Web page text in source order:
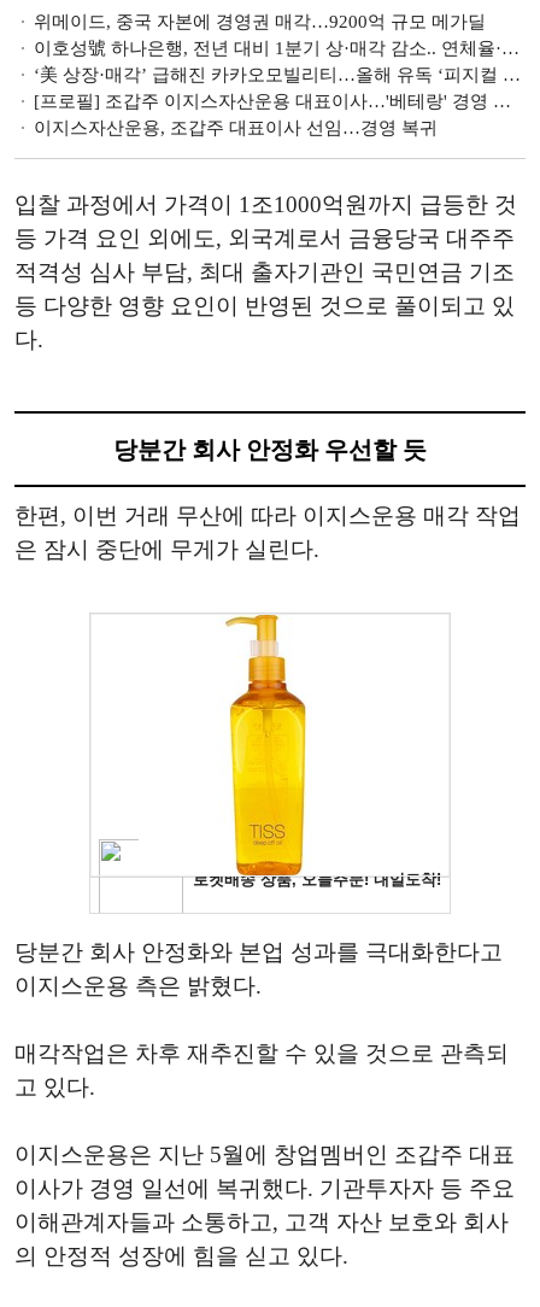
위메이드, 중국 자본에 경영권 매각…9200억 규모 메가딜
이호성號 하나은행, 전년 대비 1분기 상·매각 감소.. 연체율·NPL 관리 '숙제' [금융 NPL 진단]
‘美 상장·매각’ 급해진 카카오모빌리티…올해 유독 ‘피지컬 AI’ 외치는 속내
[프로필] 조갑주 이지스자산운용 대표이사…'베테랑' 경영 복귀
이지스자산운용, 조갑주 대표이사 선임…경영 복귀
입찰 과정에서 가격이 1조1000억원까지 급등한 것
등 가격 요인 외에도, 외국계로서 금융당국 대주주
적격성 심사 부담, 최대 출자기관인 국민연금 기조
등 다양한 영향 요인이 반영된 것으로 풀이되고 있
다.
당분간 회사 안정화 우선할 듯
한편, 이번 거래 무산에 따라 이지스운용 매각 작업
은 잠시 중단에 무게가 실린다.
당분간 회사 안정화와 본업 성과를 극대화한다고
이지스운용 측은 밝혔다.
매각작업은 차후 재추진할 수 있을 것으로 관측되
고 있다.
이지스운용은 지난 5월에 창업멤버인 조갑주 대표
이사가 경영 일선에 복귀했다. 기관투자자 등 주요
이해관계자들과 소통하고, 고객 자산 보호와 회사
의 안정적 성장에 힘을 싣고 있다.